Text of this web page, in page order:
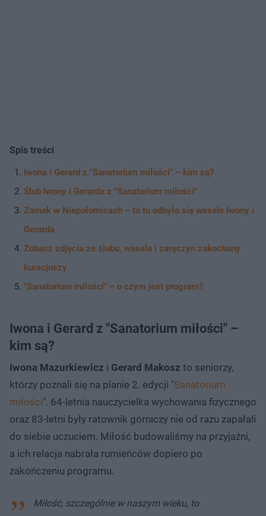
Spis treści
Iwona i Gerard z "Sanatorium miłości" – kim są?
Ślub Iwony i Gerarda z "Sanatorium miłości"
Zamek w Niepołomicach – to tu odbyło się wesele Iwony i
Gerarda
Zobacz zdjęcia ze ślubu, wesela i zaręczyn zakochany
kuracjuszy
"Sanatorium miłości" – o czym jest program?
Iwona i Gerard z "Sanatorium miłości" –
kim są?
Iwona Mazurkiewicz i Gerard Makosz to seniorzy,
którzy poznali się na planie 2. edycji "Sanatorium
miłości". 64-letnia nauczycielka wychowania fizycznego
oraz 83-letni były ratownik górniczy nie od razu zapałali
do siebie uczuciem. Miłość budowaliśmy na przyjaźni,
a ich relacja nabrała rumieńców dopiero po
zakończeniu programu.
Miłość, szczególnie w naszym wieku, to